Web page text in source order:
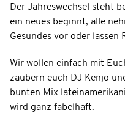
Der Jahreswechsel steht
ein neues beginnt, alle
Gesundes vor oder lassen
Wir wollen einfach mit
zaubern euch DJ Kenjo
bunten Mix
wird ganz fabelhaft.